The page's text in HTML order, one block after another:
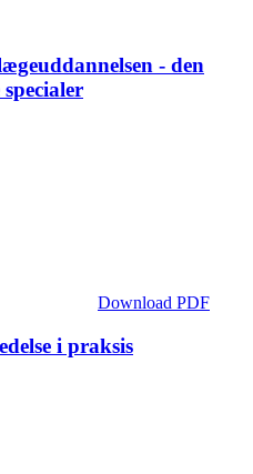
- den
Download PDF
i praksis